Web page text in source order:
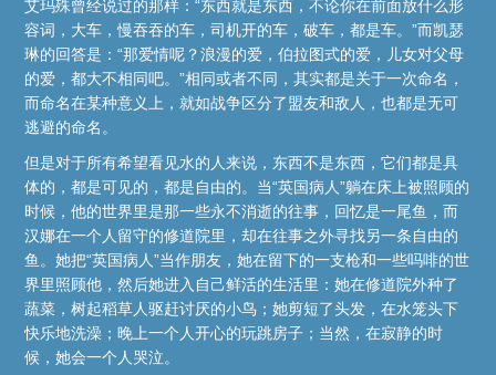
艾玛殊曾经说过的那样：“东西就是东西，不论你在前面放什么形
容词，大车，慢吞吞的车，司机开的车，破车，都是车。”而凯瑟
琳的回答是：“那爱情呢？浪漫的爱，伯拉图式的爱，儿女对父母
的爱，都大不相同吧。”相同或者不同，其实都是关于一次命名，
而命名在某种意义上，就如战争区分了盟友和敌人，也都是无可
逃避的命名。
但是对于所有希望看见水的人来说，东西不是东西，它们都是具
体的，都是可见的，都是自由的。当“英国病人”躺在床上被照顾的
时候，他的世界里是那一些永不消逝的往事，回忆是一尾鱼，而
汉娜在一个人留守的修道院里，却在往事之外寻找另一条自由的
鱼。她把“英国病人”当作朋友，她在留下的一支枪和一些吗啡的世
界里照顾他，然后她进入自己鲜活的生活里：她在修道院外种了
蔬菜，树起稻草人驱赶讨厌的小鸟；她剪短了头发，在水笼头下
快乐地洗澡；晚上一个人开心的玩跳房子；当然，在寂静的时
候，她会一个人哭泣。